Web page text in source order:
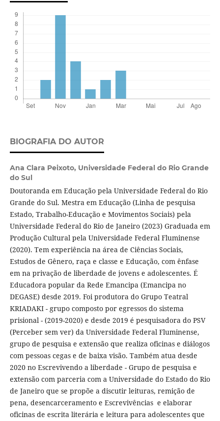
BIOGRAFIA DO AUTOR
Ana Clara Peixoto, Universidade Federal do Rio Grande
do Sul
Doutoranda em Educação pela Universidade Federal do Rio
Grande do Sul. Mestra em Educação (Linha de pesquisa
Estado, Trabalho-Educação e Movimentos Sociais) pela
Universidade Federal do Rio de Janeiro (2023) Graduada em
Produção Cultural pela Universidade Federal Fluminense
(2020). Tem experiência na área de Ciências Sociais,
Estudos de Gênero, raça e classe e Educação, com ênfase
em na privação de liberdade de jovens e adolescentes. É
Educadora popular da Rede Emancipa (Emancipa no
DEGASE) desde 2019. Foi produtora do Grupo Teatral
KRIADAKI - grupo composto por egressos do sistema
prisional - (2019-2020) e desde 2019 é pesquisadora do PSV
(Perceber sem ver) da Universidade Federal Fluminense,
grupo de pesquisa e extensão que realiza oficinas e diálogos
com pessoas cegas e de baixa visão. Também atua desde
2020 no Escrevivendo a liberdade - Grupo de pesquisa e
extensão com parceria com a Universidade do Estado do Rio
de Janeiro que se propõe a discutir leituras, remição de
pena, desencarceramento e Escrevivências e elaborar
oficinas de escrita literária e leitura para adolescentes que